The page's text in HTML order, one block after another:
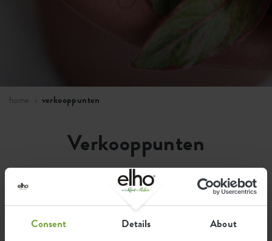
Consent Details About
home verkooppunten
Verkooppunten